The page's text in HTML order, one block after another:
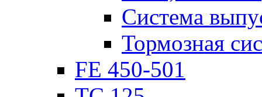
Система
Тормозная
FE 450-501